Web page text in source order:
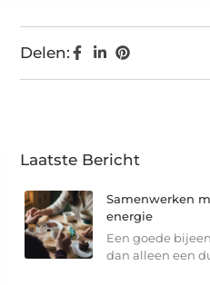
Delen:
Laatste Bericht
Samenwerken
energie
Een goede
dan alleen een